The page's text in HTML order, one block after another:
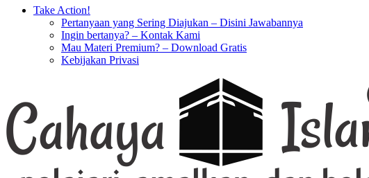
Take Action!
Pertanyaan yang Sering Diajukan – Disini Jawabannya
Ingin bertanya? – Kontak Kami
Mau Materi Premium? – Download Gratis
Kebijakan Privasi